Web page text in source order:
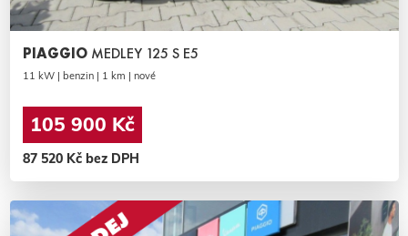
PIAGGIO MEDLEY 125 S E5
11 kW | benzin | 1 km | nové
105 900 Kč
87 520 Kč bez DPH